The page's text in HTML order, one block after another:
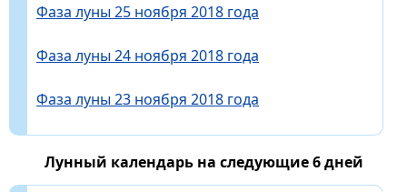
Фаза луны 25 ноября 2018 года
Фаза луны 24 ноября 2018 года
Фаза луны 23 ноября 2018 года
Лунный календарь на следующие 6 дней